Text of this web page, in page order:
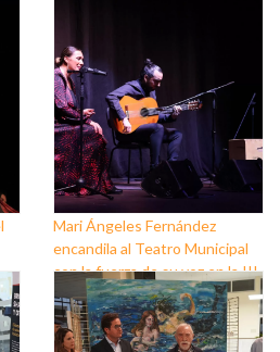
Mari Ángeles Fernández
encandila al Teatro Municipal
con la fuerza de su voz en la III
Semana del Flamenco